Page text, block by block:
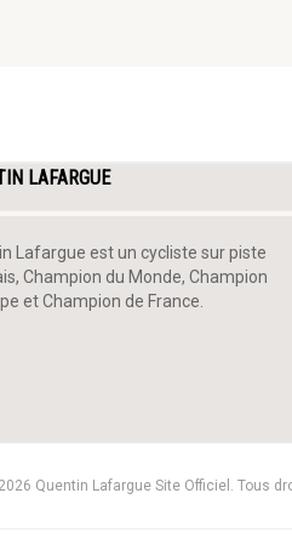
LAFARGUE
Lafargue est un cycliste sur piste
Champion du Monde, Champion
et Champion de France.
Quentin Lafargue Site Officiel. Tous